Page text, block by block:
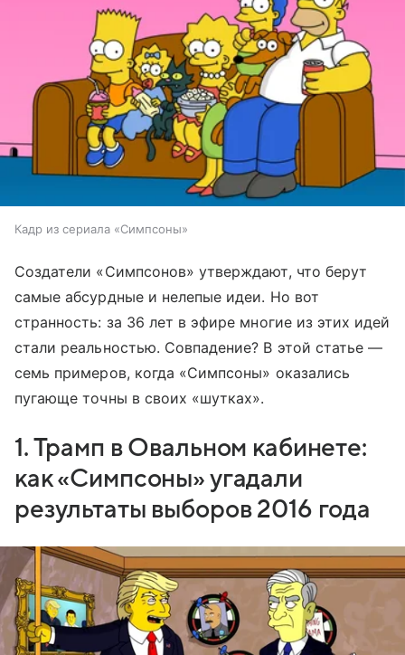
Кадр из сериала «Симпсоны»
Создатели «Симпсонов» утверждают, что берут
самые абсурдные и нелепые идеи. Но вот
странность: за 36 лет в эфире многие из этих идей
стали реальностью. Совпадение? В этой статье —
семь примеров, когда «Симпсоны» оказались
пугающе точны в своих «шутках».
1. Трамп в Овальном кабинете:
как «Симпсоны» угадали
результаты выборов 2016 года